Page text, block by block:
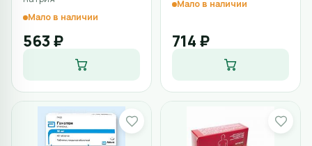
Мало в наличии
563 ₽
Мало в наличии
714 ₽